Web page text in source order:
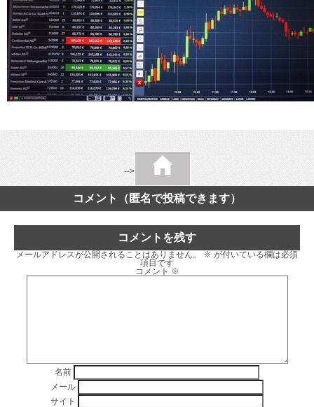
-->
コメント（匿名で投稿できます）
コメントを残す
メールアドレスが公開されることはありません。 ※ が付いている欄は必須
項目です
コメント ※
名前
メール
サイト